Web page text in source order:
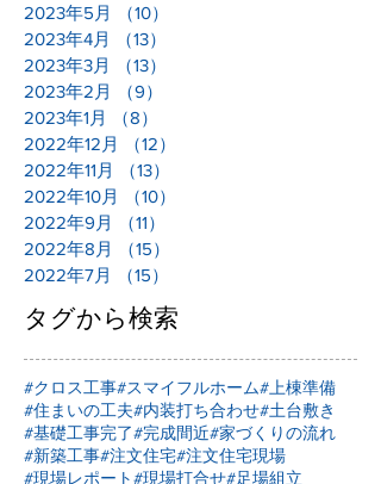
2023年5月
（10）
2023年4月
（13）
2023年3月
（13）
2023年2月
（9）
2023年1月
（8）
2022年12月
（12）
2022年11月
（13）
2022年10月
（10）
2022年9月
（11）
2022年8月
（15）
2022年7月
（15）
タグから検索
#クロス工事#スマイフルホーム#上棟準備
#住まいの工夫#内装打ち合わせ#土台敷き
#基礎工事完了#完成間近#家づくりの流れ
#新築工事#注文住宅#注文住宅現場
#現場レポート#現場打合せ#足場組立